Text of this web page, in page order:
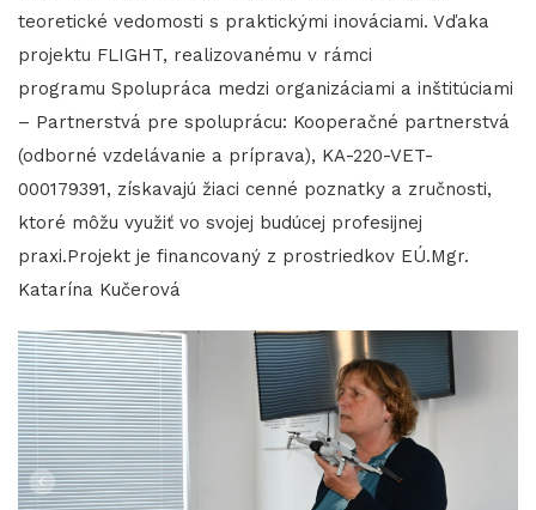
teoretické vedomosti s praktickými inováciami. Vďaka
projektu FLIGHT, realizovanému v rámci
programu Spolupráca medzi organizáciami a inštitúciami
– Partnerstvá pre spoluprácu: Kooperačné partnerstvá
(odborné vzdelávanie a príprava), KA-220-VET-
000179391, získavajú žiaci cenné poznatky a zručnosti,
ktoré môžu využiť vo svojej budúcej profesijnej
praxi.Projekt je financovaný z prostriedkov EÚ.Mgr.
Katarína Kučerová